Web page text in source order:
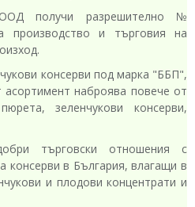
получи разрешително №
производство и търговия на
консерви под марка "ББП",
наброява повече от
зеленчукови консерви,
търговски отношения с
консерви в България, влагащи в
и плодови концентрати и